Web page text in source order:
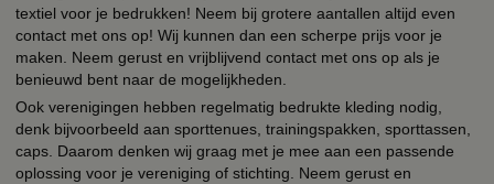
textiel voor je bedrukken! Neem bij grotere aantallen altijd even
contact met ons op! Wij kunnen dan een scherpe prijs voor je
maken. Neem gerust en vrijblijvend contact met ons op als je
benieuwd bent naar de mogelijkheden.
Ook verenigingen hebben regelmatig bedrukte kleding nodig,
denk bijvoorbeeld aan sporttenues, trainingspakken, sporttassen,
caps. Daarom denken wij graag met je mee aan een passende
oplossing voor je vereniging of stichting. Neem gerust en